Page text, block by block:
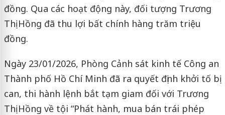
đồng. Qua các hoạt động này, đối tượng Trương
Thị Hồng đã thu lợi bất chính hàng trăm triệu
đồng.
Ngày 23/01/2026, Phòng Cảnh sát kinh tế Công an
Thành phố Hồ Chí Minh đã ra quyết định khởi tố bị
can, thi hành lệnh bắt tạm giam đối với Trương
Thị Hồng về tội “Phát hành, mua bán trái phép